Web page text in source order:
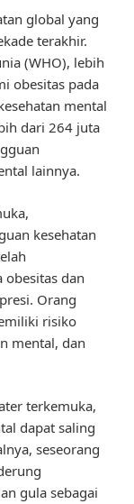
global yang
terakhir.
(WHO), lebih
obesitas pada
mental
dari 264 juta
lainnya.
kesehatan
dan
Orang
risiko
mental, dan
terkemuka,
dapat saling
seseorang
gula sebagai